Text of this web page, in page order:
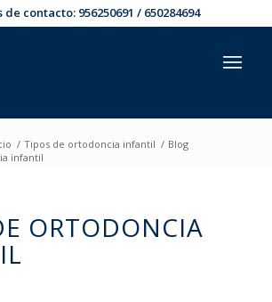
de contacto: 956250691 / 650284694
/ Tipos de ortodoncia infantil / Blog
infantil
ORTODONCIA